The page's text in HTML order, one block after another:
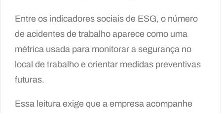
Entre os indicadores sociais de ESG, o número
de acidentes de trabalho aparece como uma
métrica usada para monitorar a segurança no
local de trabalho e orientar medidas preventivas
futuras.
Essa leitura exige que a empresa acompanhe